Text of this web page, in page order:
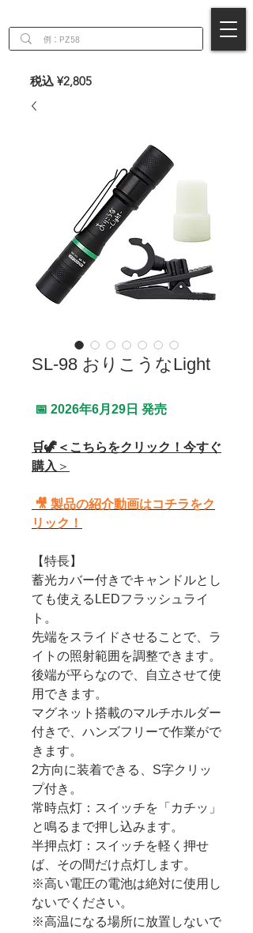
税込 ¥2,805
SL-98 おりこうなLight
📅 2026年6月29日 発売
🛒🦖＜こちらをクリック！今すぐ
購入 ＞
🎥 製品の紹介動画はコチラをク
リック！
【特長】
蓄光カバー付きでキャンドルとし
ても使えるLEDフラッシュライ
ト。
先端をスライドさせることで、ラ
イトの照射範囲を調整できます。
後端が平らなので、自立させて使
用できます。
マグネット搭載のマルチホルダー
付きで、ハンズフリーで作業がで
きます。
2方向に装着できる、S字クリッ
プ付き。
常時点灯：スイッチを「カチッ」
と鳴るまで押し込みます。
半押点灯：スイッチを軽く押せ
ば、その間だけ点灯します。
※高い電圧の電池は絶対に使用し
ないでください。
※高温になる場所に放置しないで